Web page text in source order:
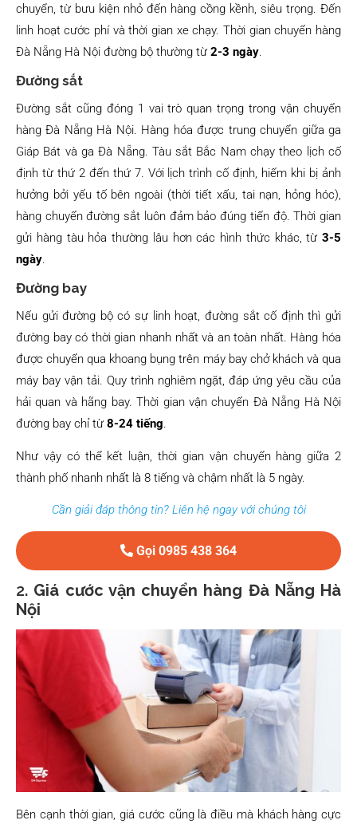
chuyển, từ bưu kiện nhỏ đến hàng cồng kềnh, siêu trọng. Đến
linh hoạt cước phí và thời gian xe chạy. Thời gian chuyển hàng
Đà Nẵng Hà Nội đường bộ thường từ 2-3 ngày.
Đường sắt
Đường sắt cũng đóng 1 vai trò quan trọng trong vận chuyển
hàng Đà Nẵng Hà Nội. Hàng hóa được trung chuyển giữa ga
Giáp Bát và ga Đà Nẵng. Tàu sắt Bắc Nam chạy theo lịch cố
định từ thứ 2 đến thứ 7. Với lịch trình cố định, hiếm khi bị ảnh
hưởng bởi yếu tố bên ngoài (thời tiết xấu, tai nạn, hỏng hóc),
hàng chuyển đường sắt luôn đảm bảo đúng tiến độ. Thời gian
gửi hàng tàu hỏa thường lâu hơn các hình thức khác, từ 3-5
ngày.
Đường bay
Nếu gửi đường bộ có sự linh hoạt, đường sắt cố định thì gửi
đường bay có thời gian nhanh nhất và an toàn nhất. Hàng hóa
được chuyển qua khoang bụng trên máy bay chở khách và qua
máy bay vận tải. Quy trình nghiêm ngặt, đáp ứng yêu cầu của
hải quan và hãng bay. Thời gian vận chuyển Đà Nẵng Hà Nội
đường bay chỉ từ 8-24 tiếng.
Như vậy có thể kết luận, thời gian vận chuyển hàng giữa 2
thành phố nhanh nhất là 8 tiếng và chậm nhất là 5 ngày.
Cần giải đáp thông tin? Liên hệ ngay với chúng tôi
Gọi 0985 438 364
2. Giá cước vận chuyển hàng Đà Nẵng Hà
Nội
Bên cạnh thời gian, giá cước cũng là điều mà khách hàng cực